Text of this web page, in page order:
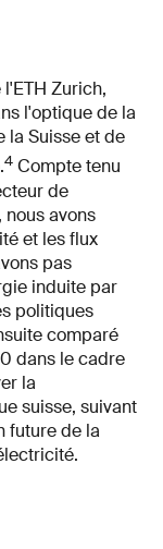
Zurich,
l'optique de la
la Suisse et de
4 Compte tenu
de
avons
et les flux
pas
induite par
politiques
comparé
dans le cadre
la
suisse, suivant
future de la